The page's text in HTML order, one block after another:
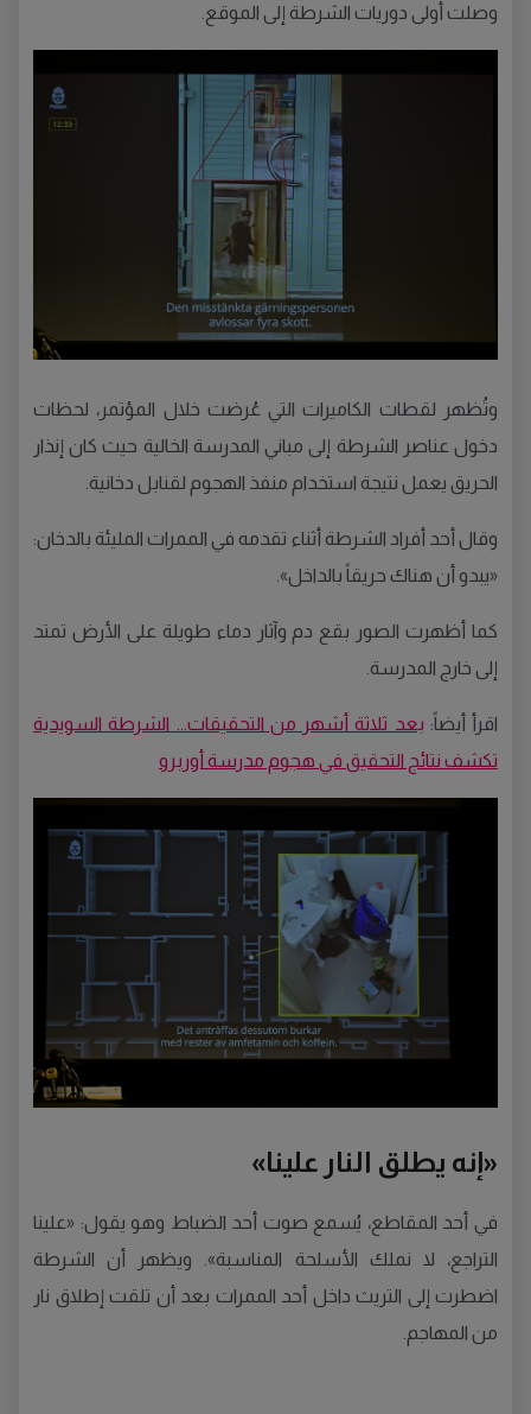
وصلت أولى دوريات الشرطة إلى الموقع.
وتُظهر لقطات الكاميرات التي عُرضت خلال المؤتمر، لحظات
دخول عناصر الشرطة إلى مباني المدرسة الخالية حيث كان إنذار
الحريق يعمل نتيجة استخدام منفذ الهجوم لقنابل دخانية.
وقال أحد أفراد الشرطة أثناء تقدمه في الممرات المليئة بالدخان:
«يبدو أن هناك حريقاً بالداخل».
كما أظهرت الصور بقع دم وآثار دماء طويلة على الأرض تمتد
إلى خارج المدرسة.
اقرأ أيضاً: بعد ثلاثة أشهر من التحقيقات... الشرطة السويدية
تكشف نتائج التحقيق في هجوم مدرسة أوربرو
«إنه يطلق النار علينا»
في أحد المقاطع، يُسمع صوت أحد الضباط وهو يقول: «علينا
التراجع، لا نملك الأسلحة المناسبة». ويظهر أن الشرطة
اضطرت إلى التريث داخل أحد الممرات بعد أن تلقت إطلاق نار
من المهاجم.